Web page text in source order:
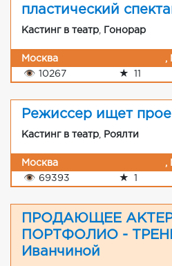
пластический
Кастинг в театр Гонорар
Москва
,
👁 10267 ★ 11
Режиссер ищет
Кастинг в театр Роялти
Москва
,
👁 69393 ★ 1
ПРОДАЮЩЕЕ
ПОРТФОЛИО -
Иванчиной